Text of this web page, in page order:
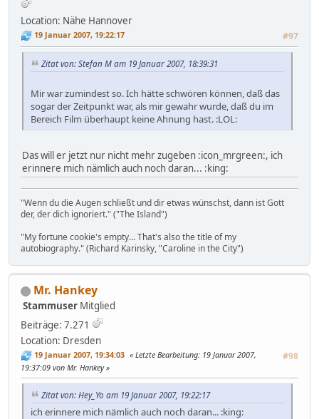
Location: Nähe Hannover
19 Januar 2007, 19:22:17 #97
Zitat von: Stefan M am 19 Januar 2007, 18:39:31
Mir war zumindest so. Ich hätte schwören können, daß das
sogar der Zeitpunkt war, als mir gewahr wurde, daß du im
Bereich Film überhaupt keine Ahnung hast. :LOL:
Das will er jetzt nur nicht mehr zugeben :icon_mrgreen:, ich
erinnere mich nämlich auch noch daran... :king:
"Wenn du die Augen schließt und dir etwas wünschst, dann ist Gott
der, der dich ignoriert." ("The Island")
"My fortune cookie's empty... That's also the title of my
autobiography." (Richard Karinsky, "Caroline in the City")
Mr. Hankey
Stammuser Mitglied
Beiträge: 7.271
Location: Dresden
19 Januar 2007, 19:34:03 #98
Letzte Bearbeitung: 19 Januar 2007,
19:37:09 von Mr. Hankey
Zitat von: Hey_Yo am 19 Januar 2007, 19:22:17
ich erinnere mich nämlich auch noch daran... :king: